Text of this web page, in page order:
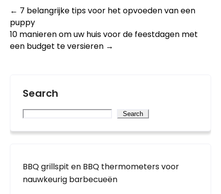
Post
navigation
← 7 belangrijke tips voor het opvoeden van een
puppy
10 manieren om uw huis voor de feestdagen met
een budget te versieren →
Search
Search
BBQ grillspit en BBQ thermometers voor
nauwkeurig barbecueën